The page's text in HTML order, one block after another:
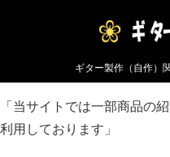
ギター製作（自作）
「当サイトでは一部商品の
利用しております」